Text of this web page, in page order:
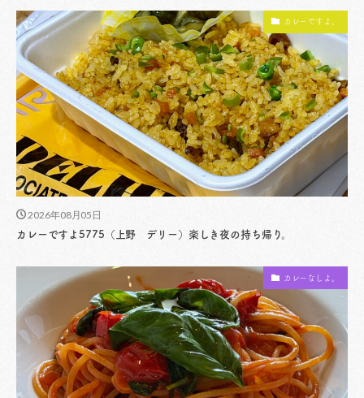
カレーですよ。
2026年08月05日
カレーですよ5775（上野 デリー）楽しき夜の持ち帰り。
カレーなしよ。